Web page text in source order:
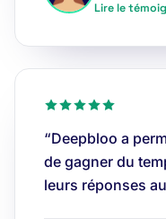
Lire le
“Deepbloo a
de gagner du
leurs réponses